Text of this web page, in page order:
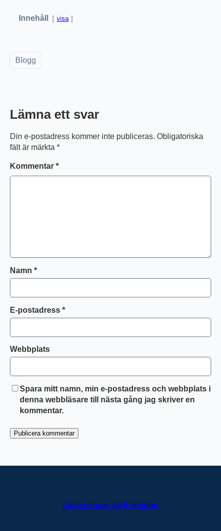
Innehåll visa
Blogg
Lämna ett svar
Din e-postadress kommer inte publiceras. Obligatoriska
fält är märkta *
Kommentar *
Namn *
E-postadress *
Webbplats
Spara mitt namn, min e-postadress och webbplats i
denna webbläsare till nästa gång jag skriver en
kommentar.
Låna pengar på 5 minuter